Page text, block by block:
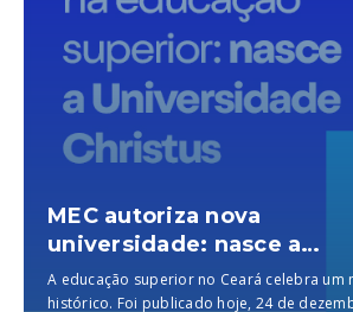
MEC autoriza nova
universidade: nasce a
Universidade Christus, a
melhor particular do
A educação superior no Ceará celebra um
histórico. Foi publicado hoje, 24 de